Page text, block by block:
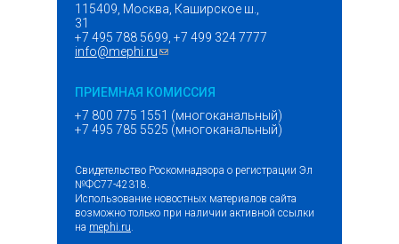
115409, Москва, Каширское ш.,
31
+7 495 788 5699, +7 499 324 7777
info@mephi.ru(ссылка для отправки email)
ПРИЕМНАЯ КОМИССИЯ
+7 800 775 1551 (многоканальный)
+7 495 785 5525 (многоканальный)
Свидетельство Роскомнадзора о регистрации Эл
№ФС77-42318.
Использование новостных материалов сайта
возможно только при наличии активной ссылки
на mephi.ru